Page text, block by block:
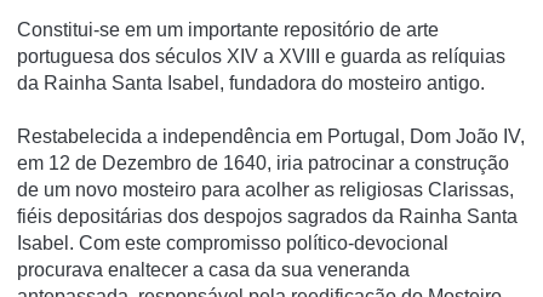
Constitui-se em um importante repositório de arte
portuguesa dos séculos XIV a XVIII e guarda as relí­quias
da Rainha Santa Isabel, fundadora do mosteiro antigo.
Restabelecida a independência em Portugal, Dom João IV,
em 12 de Dezembro de 1640, iria patrocinar a construção
de um novo mosteiro para acolher as religiosas Clarissas,
fiéis depositárias dos despojos sagrados da Rainha Santa
Isabel. Com este compromisso político-devocional
procurava enaltecer a casa da sua veneranda